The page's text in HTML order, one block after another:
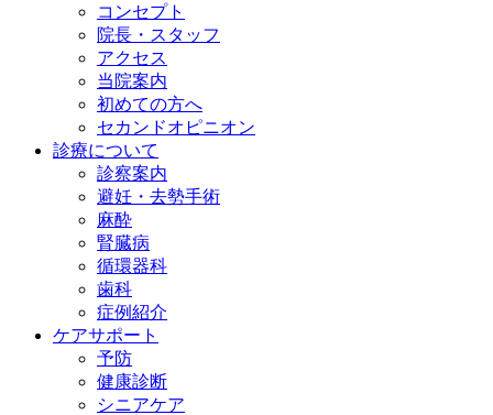
コンセプト
院長・スタッフ
アクセス
当院案内
初めての方へ
セカンドオピニオン
診療について
診察案内
避妊・去勢手術
麻酔
腎臓病
循環器科
歯科
症例紹介
ケアサポート
予防
健康診断
シニアケア